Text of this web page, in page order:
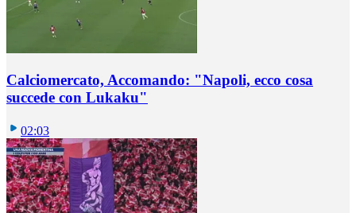
Calciomercato, Accomando: "Napoli, ecco cosa
succede con Lukaku"
02:03